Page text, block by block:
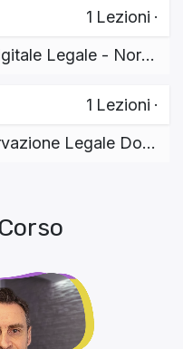
1 Lezioni ·
Video Corso - Firma Digitale Legale - Normativa e Strumenti
1 Lezioni ·
Firma Digitale e Conservazione Legale Documenti Firmati